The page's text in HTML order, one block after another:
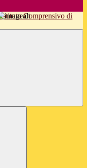
Istituto Comprensivo di